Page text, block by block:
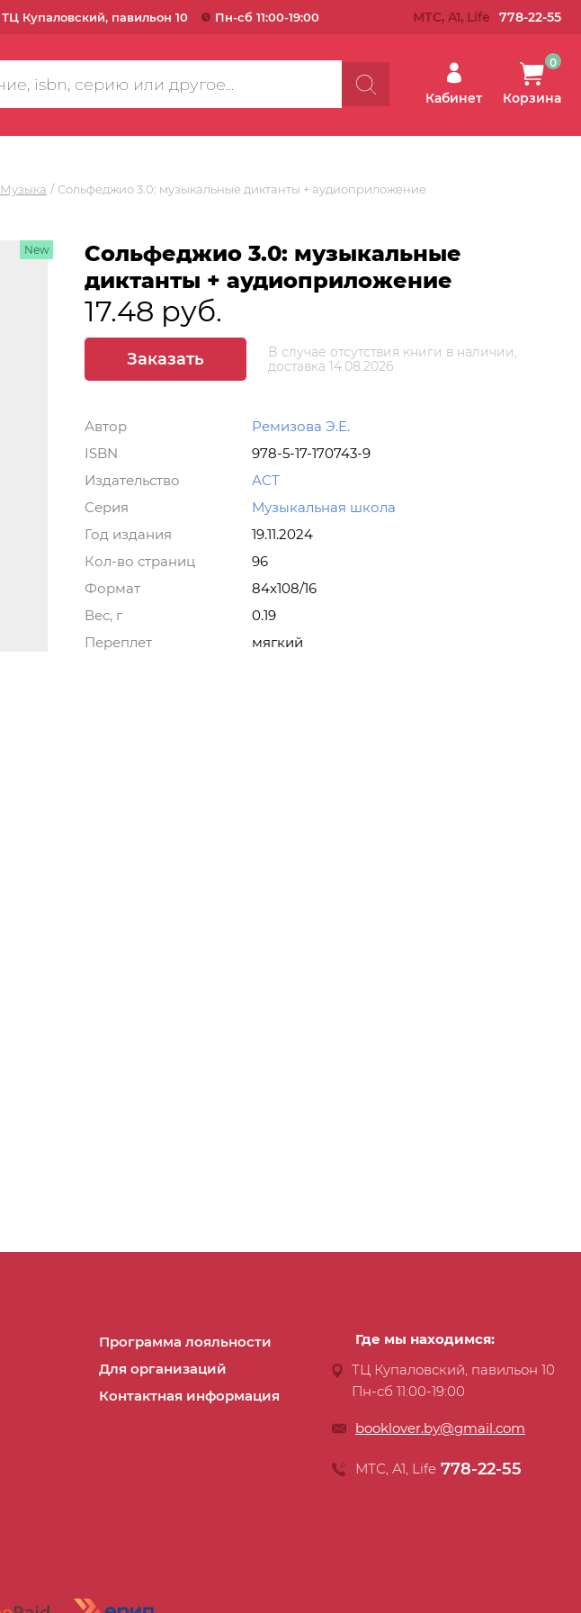
ТЦ Купаловский, павильон 10 Пн-сб 11:00-19:00 МТС, A1, Life 778-22-55
Кабинет Корзина
0
Музыка Сольфеджио 3.0: музыкальные диктанты + аудиоприложение
New
Сольфеджио 3.0: музыкальные
диктанты + аудиоприложение
17.48 руб.
Заказать
В случае отсутствия книги в наличии,
доставка 14.08.2026
Автор
Ремизова Э.Е.
ISBN
978-5-17-170743-9
Издательство
АСТ
Серия
Музыкальная школа
Год издания
19.11.2024
Кол-во страниц
96
Формат
84x108/16
Вес, г
0.19
Переплет
мягкий
Программа лояльности
Для организаций
Контактная информация
Где мы находимся:
ТЦ Купаловский, павильон 10
Пн-сб 11:00-19:00
booklover.by@gmail.com
МТС, А1, Life 778-22-55